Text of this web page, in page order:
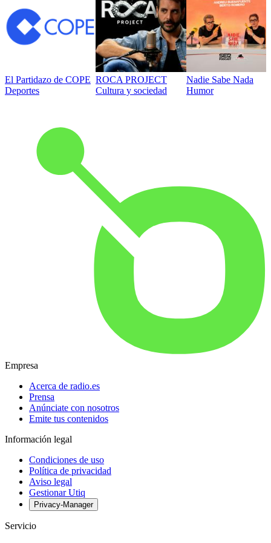
El Partidazo de COPE
Deportes
ROCA PROJECT
Cultura y sociedad
Nadie Sabe Nada
Humor
Empresa
Acerca de radio.es
Prensa
Anúnciate con nosotros
Emite tus contenidos
Información legal
Condiciones de uso
Política de privacidad
Aviso legal
Gestionar Utiq
Privacy-Manager
Servicio